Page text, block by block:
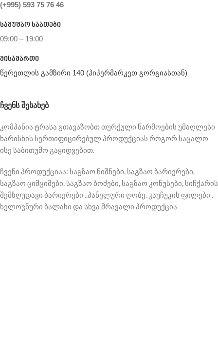
(+995) 593 75 76 46
სამუშაო საათები
09:00 – 19:00
მისამართი
წერეთლის გამზირი 140 (ჰიპერმარკეთ გორგიასთან)
ᲩᲕᲔᲜᲡ ᲨᲔᲡᲐᲮᲔᲑ
კომპანია ტრასა გთავაზობთ თურქული წარმოების უმაღლესი
ხარისხის სერთიფიცირებულ პროდუქციას როგორ საცალო
ისე საბითუმო გაყიდვებით.
ჩვენი პროდუქციაა: საგზაო ნიშნები, საგზაო ბარიერები,
საგზაო ციმციმები, საგზაო ბოძები, საგზაო კონუსები, სიჩქარის
შემზღუდავი ბარიერები ..პანელური ღობე. კაუჩუკის ფილები .
ხელოვნური ბალახი და სხვა მრავალი პროდუქცია